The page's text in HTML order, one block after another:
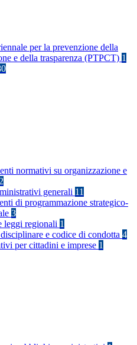
per la prevenzione della
e della trasparenza (PTPCT) 1
normativi su organizzazione e
2
generali 11
di programmazione strategico-
3
leggi regionali 1
e codice di condotta 4
per cittadini e imprese 1